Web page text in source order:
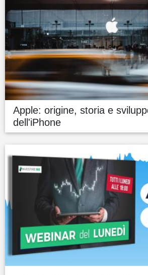
Apple: origine, storia e
dell'iPhone